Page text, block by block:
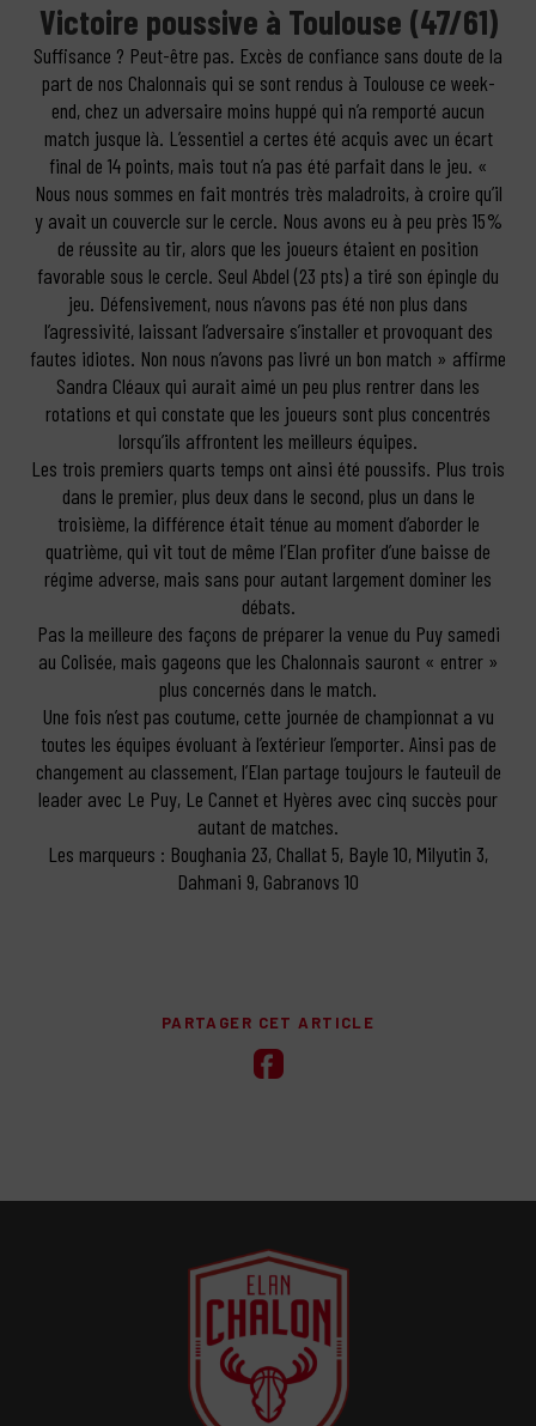
Victoire poussive à Toulouse (47/61)
Suffisance ? Peut-être pas. Excès de confiance sans doute de la
part de nos Chalonnais qui se sont rendus à Toulouse ce week-
end, chez un adversaire moins huppé qui n’a remporté aucun
match jusque là. L’essentiel a certes été acquis avec un écart
final de 14 points, mais tout n’a pas été parfait dans le jeu. «
Nous nous sommes en fait montrés très maladroits, à croire qu’il
y avait un couvercle sur le cercle. Nous avons eu à peu près 15%
de réussite au tir, alors que les joueurs étaient en position
favorable sous le cercle. Seul Abdel (23 pts) a tiré son épingle du
jeu. Défensivement, nous n’avons pas été non plus dans
l’agressivité, laissant l’adversaire s’installer et provoquant des
fautes idiotes. Non nous n’avons pas livré un bon match » affirme
Sandra Cléaux qui aurait aimé un peu plus rentrer dans les
rotations et qui constate que les joueurs sont plus concentrés
lorsqu’ils affrontent les meilleurs équipes.
Les trois premiers quarts temps ont ainsi été poussifs. Plus trois
dans le premier, plus deux dans le second, plus un dans le
troisième, la différence était ténue au moment d’aborder le
quatrième, qui vit tout de même l’Elan profiter d’une baisse de
régime adverse, mais sans pour autant largement dominer les
débats.
Pas la meilleure des façons de préparer la venue du Puy samedi
au Colisée, mais gageons que les Chalonnais sauront « entrer »
plus concernés dans le match.
Une fois n’est pas coutume, cette journée de championnat a vu
toutes les équipes évoluant à l’extérieur l’emporter. Ainsi pas de
changement au classement, l’Elan partage toujours le fauteuil de
leader avec Le Puy, Le Cannet et Hyères avec cinq succès pour
autant de matches.
Les marqueurs : Boughania 23, Challat 5, Bayle 10, Milyutin 3,
Dahmani 9, Gabranovs 10
PARTAGER CET ARTICLE